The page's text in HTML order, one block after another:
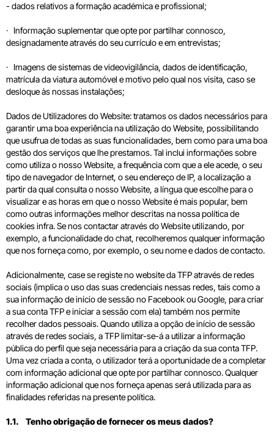
- dados relativos a formação académica e profissional;
· Informação suplementar que opte por partilhar connosco,
designadamente através do seu currículo e em entrevistas;
· Imagens de sistemas de videovigilância, dados de identificação,
matrícula da viatura automóvel e motivo pelo qual nos visita, caso se
desloque às nossas instalações;
Dados de Utilizadores do Website: tratamos os dados necessários para
garantir uma boa experiência na utilização do Website, possibilitando
que usufrua de todas as suas funcionalidades, bem como para uma boa
gestão dos serviços que lhe prestamos. Tal inclui informações sobre
como utiliza o nosso Website, a frequência com que a ele acede, o seu
tipo de navegador de Internet, o seu endereço de IP, a localização a
partir da qual consulta o nosso Website, a língua que escolhe para o
visualizar e as horas em que o nosso Website é mais popular, bem
como outras informações melhor descritas na nossa política de
cookies infra. Se nos contactar através do Website utilizando, por
exemplo, a funcionalidade do chat, recolheremos qualquer informação
que nos forneça como, por exemplo, o seu nome e dados de contacto.
Adicionalmente, case se registe no website da TFP através de redes
sociais (implica o uso das suas credenciais nessas redes, tais como a
sua informação de início de sessão no Facebook ou Google, para criar
a sua conta TFP e iniciar a sessão com ela) também nos permite
recolher dados pessoais. Quando utiliza a opção de início de sessão
através de redes sociais, a TFP limitar-se-á a utilizar a informação
pública do perfil que seja necessária para a criação da sua conta TFP.
Uma vez criada a conta, o utilizador terá a oportunidade de a completar
com informação adicional que opte por partilhar connosco. Qualquer
informação adicional que nos forneça apenas será utilizada para as
finalidades referidas na presente política.
1.1. Tenho obrigação de fornecer os meus dados?